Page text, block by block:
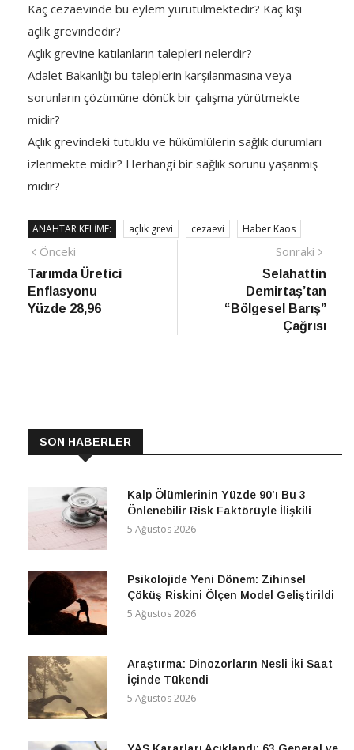
Kaç cezaevinde bu eylem yürütülmektedir? Kaç kişi
açlık grevindedir?
Açlık grevine katılanların talepleri nelerdir?
Adalet Bakanlığı bu taleplerin karşılanmasına veya
sorunların çözümüne dönük bir çalışma yürütmekte
midir?
Açlık grevindeki tutuklu ve hükümlülerin sağlık durumları
izlenmekte midir? Herhangi bir sağlık sorunu yaşanmış
mıdır?
ANAHTAR KELIME: açlık grevi cezaevi Haber Kaos
Yazı
gezinmesi
Önceki
haber
Tarımda Üretici
Enflasyonu
Yüzde 28,96
Sonraki
Selahattin
Demirtaş’tan
“Bölgesel Barış”
Çağrısı
SON HABERLER
Kalp Ölümlerinin Yüzde 90’ı Bu 3
Önlenebilir Risk Faktörüyle İlişkili
5 Ağustos 2026
Psikolojide Yeni Dönem: Zihinsel
Çöküş Riskini Ölçen Model Geliştirildi
5 Ağustos 2026
Araştırma: Dinozorların Nesli İki Saat
İçinde Tükendi
5 Ağustos 2026